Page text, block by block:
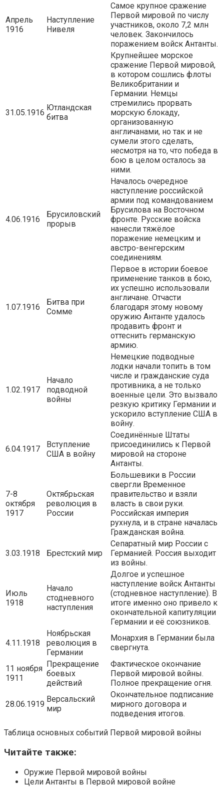
Апрель
1916
Наступление
Нивеля
Самое крупное сражение
Первой мировой по числу
участников, около 7,2 млн
человек. Закончилось
поражением войск Антанты.
31.05.1916
Ютландская
битва
Крупнейшее морское
сражение Первой мировой,
в котором сошлись флоты
Великобритании и
Германии. Немцы
стремились прорвать
морскую блокаду,
организованную
англичанами, но так и не
сумели этого сделать,
несмотря на то, что победа в
бою в целом осталось за
ними.
4.06.1916
Брусиловский
прорыв
Началось очередное
наступление российской
армии под командованием
Брусилова на Восточном
фронте. Русские войска
нанесли тяжёлое
поражение немецким и
австро-венгерским
соединениям.
1.07.1916
Битва при
Сомме
Первое в истории боевое
применение танков в бою,
их успешно использовали
англичане. Отчасти
благодаря этому новому
оружию Антанте удалось
продавить фронт и
оттеснить германскую
армию.
1.02.1917
Начало
подводной
войны
Немецкие подводные
лодки начали топить в том
числе и гражданские суда
противника, а не только
военные цели. Это вызвало
резкую критику Германии и
ускорило вступление США в
войну.
6.04.1917
Вступление
США в войну
Соединённые Штаты
присоединились к Первой
мировой на стороне
Антанты.
7-8
октября
1917
Октябрьская
революция в
России
Большевики в России
свергли Временное
правительство и взяли
власть в свои руки.
Российская империя
рухнула, и в стране началась
Гражданская война.
3.03.1918 Брестский мир
Сепаратный мир России с
Германией. Россия выходит
из войны.
Июль
1918
Начало
стодневного
наступления
Долгое и успешное
наступление войск Антанты
(стодневное наступление). В
итоге именно оно привело к
окончательной капитуляции
Германии и её союзников.
4.11.1918
Ноябрьская
революция в
Германии
Монархия в Германии была
свергнута.
11 ноября
1911
Прекращение
боевых
действий
Фактическое окончание
Первой мировой войны.
Полное прекращение огня.
28.06.1919
Версальский
мир
Окончательное подписание
мирного договора и
подведения итогов.
Таблица основных событий Первой мировой войны
Читайте также:
Оружие Первой мировой войны
Цели Антанты в Первой мировой войне